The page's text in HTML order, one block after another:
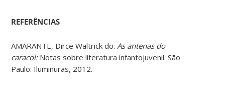
REFERÊNCIAS
AMARANTE, Dirce Waltrick do. As antenas do
caracol: Notas sobre literatura infantojuvenil. São
Paulo: Iluminuras, 2012.